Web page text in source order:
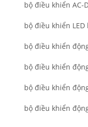
bộ điều khiển AC-
bộ điều khiển LED
bộ điều khiển
bộ điều khiển
bộ điều khiển
bộ điều khiển